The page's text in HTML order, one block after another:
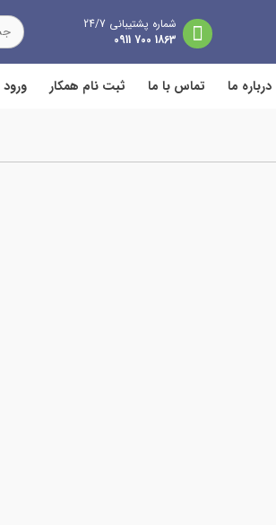
شماره پشتیبانی 24/7
1863 700 0911
درباره ما تماس با ما ثبت نام همکار ورود